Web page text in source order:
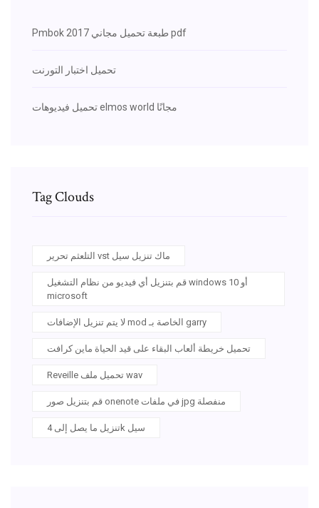
Pmbok 2017 طبعة تحميل مجاني pdf
تحميل اختبار التورنت
تحميل فيديوهات elmos world مجانًا
Tag Clouds
التلعثم تحرير vst ماك تنزيل سيل
قم بتنزيل أي فيديو من نظام التشغيل windows 10 أو
microsoft
لا يتم تنزيل الإضافات mod الخاصة بـ garry
تحميل خريطة ألعاب البقاء على قيد الحياة ماين كرافت
Reveille تحميل ملف wav
قم بتنزيل صور onenote في ملفات jpg منفصلة
تنزيل ما يصل إلى 4k سيل